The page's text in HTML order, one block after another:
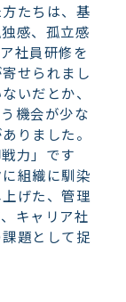
たちは、基
感、孤立感
社員研修を
せられまし
いだとか、
機会が少な
りました。
力」です
組織に馴染
げた、管理
キャリア社
題として捉